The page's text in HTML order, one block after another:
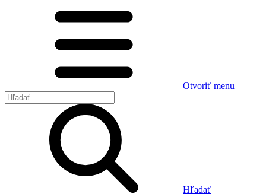
Otvoriť menu
Hľadať